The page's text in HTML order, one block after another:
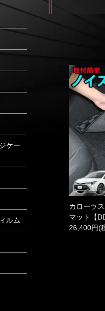
カローラ
マット【
26,400円(
ケー
ルム